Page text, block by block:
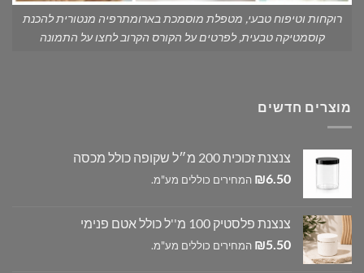
רוקחות וטיפוח טבעי, מטפלת מוסמכת בארומתרפיה מנטורית להכנת
קוסמטיקה טבעית, לפרטים על הקורס הקרוב לחצו על התמונה
מוצרים חדשים
צנצנת זכוכית 200 מ״ל שקופה כולל מכסה
₪6.50 המחירים כוללים מע"מ.
צנצנת פלסטיק 100 מ''ל כולל אטם פנימי
₪5.50 המחירים כוללים מע"מ.